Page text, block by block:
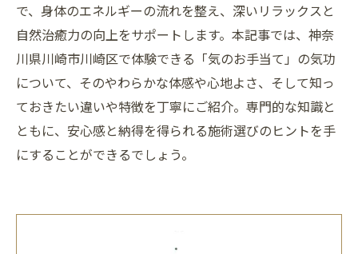
で、身体のエネルギーの流れを整え、深いリラックスと
自然治癒力の向上をサポートします。本記事では、神奈
川県川崎市川崎区で体験できる「気のお手当て」の気功
について、そのやわらかな体感や心地よさ、そして知っ
ておきたい違いや特徴を丁寧にご紹介。専門的な知識と
ともに、安心感と納得を得られる施術選びのヒントを手
にすることができるでしょう。